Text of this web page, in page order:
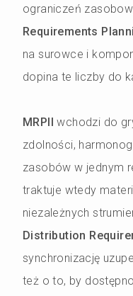
ograniczeń
Requirements
na surowce i
dopina te liczby do
MRPIIwchodzi do
zdolności,
zasobów w jednym
traktuje wtedy
niezależnych
Distribution
synchronizację
też o to, by